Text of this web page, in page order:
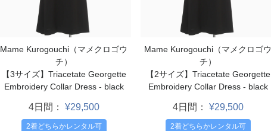
Mame Kurogouchi（マメクロゴウ
チ）
【3サイズ】Triacetate Georgette
Embroidery Collar Dress - black
4日間： ¥29,500
2着どちらかレンタル可
Mame Kurogouchi（マメクロゴウ
チ）
【2サイズ】Triacetate Georgette
Embroidery Collar Dress - black
4日間： ¥29,500
2着どちらかレンタル可